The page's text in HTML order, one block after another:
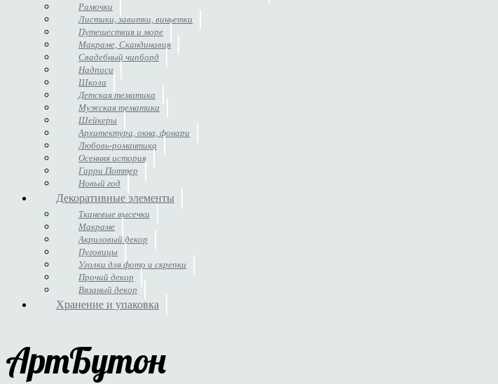
Рамочки
Листики, завитки, виньетки
Путешествия и море
Макраме, Скандинавия
Свадебный чипборд
Надписи
Школа
Детская тематика
Мужская тематика
Шейкеры
Архитектура, окна, фонари
Любовь-романтика
Осенняя история
Гарри Поттер
Новый год
Декоративные элементы
Тканевые высечки
Макраме
Акриловый декор
Пуговицы
Уголки для фото и скрепки
Прочий декор
Вязаный декор
Хранение и упаковка
АртБутон